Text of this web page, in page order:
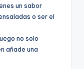
un sabor
o ser el
no solo
añade una